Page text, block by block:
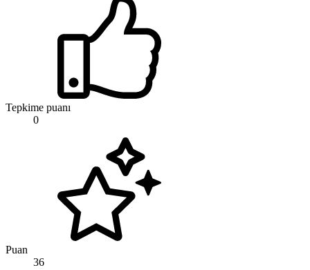
Tepkime puanı
0
Puan
36